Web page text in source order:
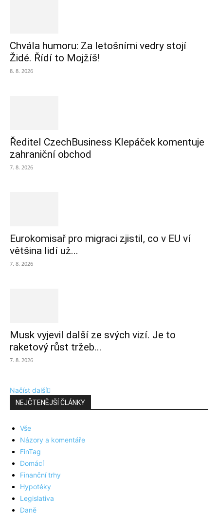
Chvála humoru: Za letošními vedry stojí
Židé. Řídí to Mojžíš!
8. 8. 2026
Ředitel CzechBusiness Klepáček komentuje
zahraniční obchod
7. 8. 2026
Eurokomisař pro migraci zjistil, co v EU ví
většina lidí už...
7. 8. 2026
Musk vyjevil další ze svých vizí. Je to
raketový růst tržeb...
7. 8. 2026
Načíst další
NEJČTENĚJŠÍ ČLÁNKY
Vše
Názory a komentáře
FinTag
Domácí
Finanční trhy
Hypotéky
Legislativa
Daně